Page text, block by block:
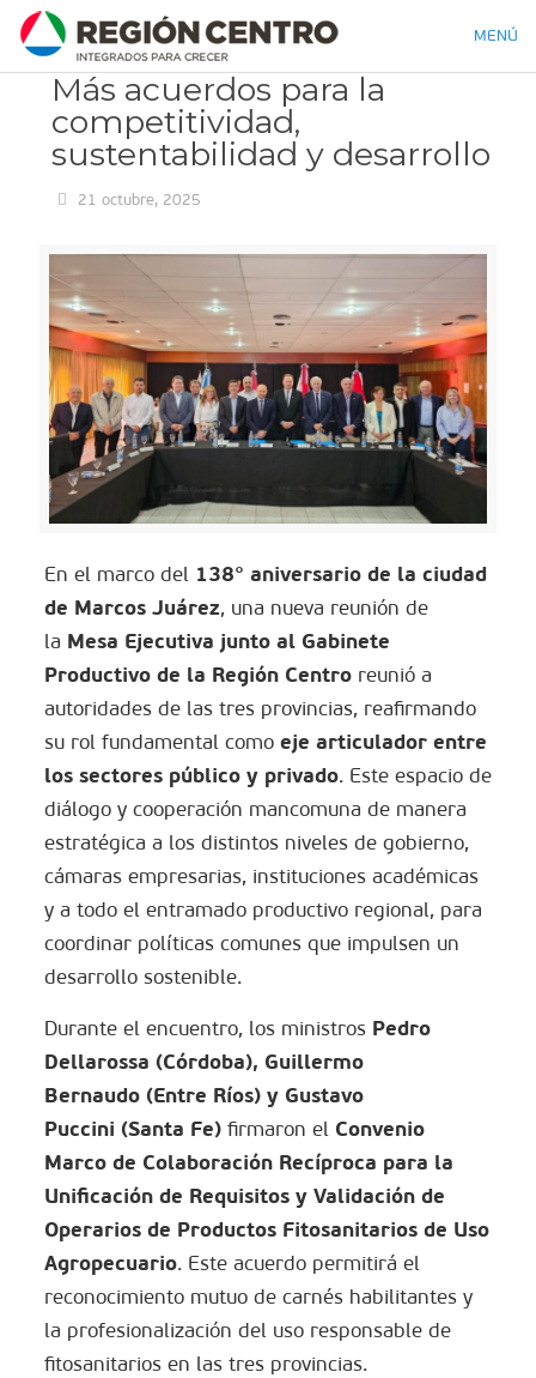
MENÚ
Más acuerdos para la
competitividad,
sustentabilidad y desarrollo
21 octubre, 2025
En el marco del 138° aniversario de la ciudad
de Marcos Juárez, una nueva reunión de
la Mesa Ejecutiva junto al Gabinete
Productivo de la Región Centroreunió a
autoridades de las tres provincias, reafirmando
su rol fundamental como eje articulador entre
los sectores público y privado. Este espacio de
diálogo y cooperación mancomuna de manera
estratégica a los distintos niveles de gobierno,
cámaras empresarias, instituciones académicas
y a todo el entramado productivo regional, para
coordinar políticas comunes que impulsen un
desarrollo sostenible.
Durante el encuentro, los ministros Pedro
Dellarossa (Córdoba), Guillermo
Bernaudo(Entre Ríos) y Gustavo
Puccini (Santa Fe) firmaron el Convenio
Marco de Colaboración Recíproca para la
Unificación de Requisitos y Validación de
Operarios de Productos Fitosanitarios de Uso
Agropecuario. Este acuerdo permitirá el
reconocimiento mutuo de carnés habilitantes y
la profesionalización del uso responsable de
fitosanitarios en las tres provincias.